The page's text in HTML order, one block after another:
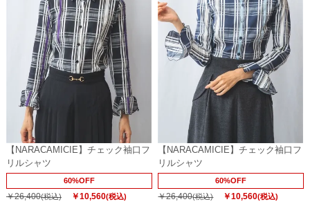
【NARACAMICIE】チェック袖口フ
リルシャツ
60%OFF
￥26,400(税込) ￥10,560(税込)
【NARACAMICIE】チェック袖口フ
リルシャツ
60%OFF
￥26,400(税込) ￥10,560(税込)